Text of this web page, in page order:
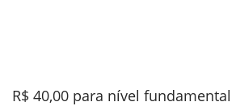
R$ 40,00 para nível fundamental